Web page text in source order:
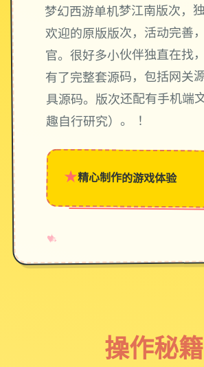
梦幻西游单机梦江南版次，
欢迎的原版版次，活动完善
官。很好多小伙伴独直在找
有了完整套源码，包括网关
具源码。版次还配有手机端
趣自行研究）。 ！
★精心制作的游戏体验
♥
✧
→
操作秘籍